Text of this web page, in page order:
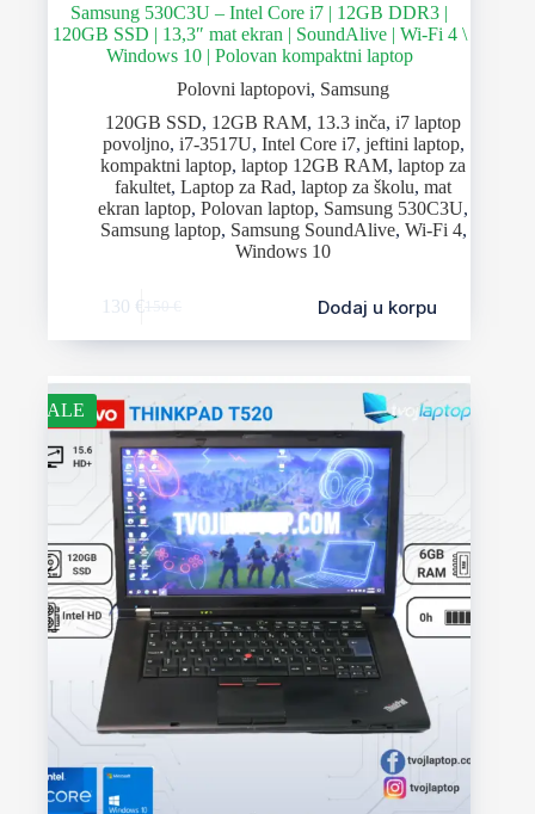
Samsung 530C3U – Intel Core i7 | 12GB DDR3 |
120GB SSD | 13,3″ mat ekran | SoundAlive | Wi-Fi 4 \
Windows 10 | Polovan kompaktni laptop
Polovni laptopovi, Samsung
120GB SSD, 12GB RAM, 13.3 inča,i7 laptop
povoljno, i7-3517U, Intel Core i7, jeftini laptop,
kompaktni laptop,laptop 12GB RAM,laptop za
fakultet,Laptop za Rad,laptop za školu,mat
ekran laptop,Polovan laptop, Samsung 530C3U,
Samsung laptop, Samsung SoundAlive, Wi-Fi 4,
Windows 10
130 € Dodaj u korpu
SALE